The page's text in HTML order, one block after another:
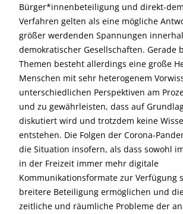
Bürger*innenbeteiligung und direkt-
Verfahren gelten als eine mögliche
größer werdenden Spannungen
demokratischer Gesellschaften. Gerade
Themen besteht allerdings eine große
Menschen mit sehr heterogenem
unterschiedlichen Perspektiven am
und zu gewährleisten, dass auf
diskutiert wird und trotzdem keine
entstehen. Die Folgen der Corona-
die Situation insofern, als dass sowohl
in der Freizeit immer mehr digitale
Kommunikationsformate zur Verfügung
breitere Beteiligung ermöglichen und
zeitliche und räumliche Probleme der